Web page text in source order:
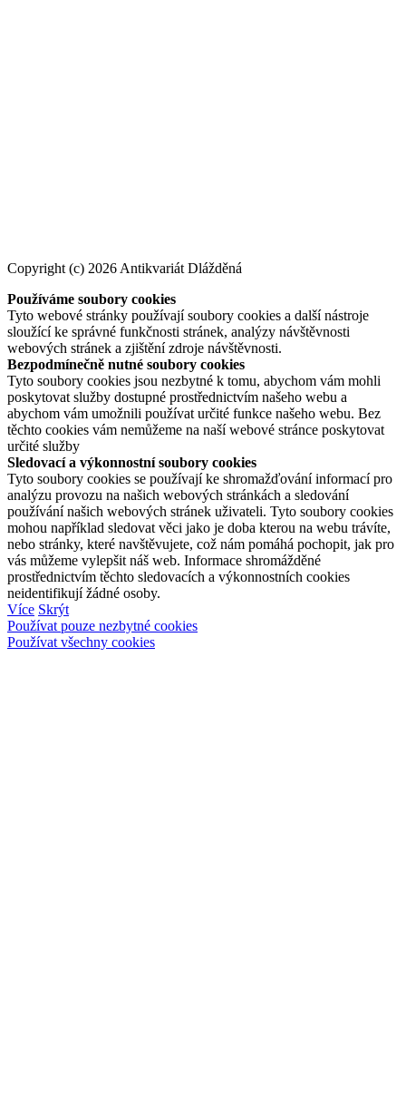
Copyright (c) 2026 Antikvariát Dlážděná
Používáme soubory cookies
Tyto webové stránky používají soubory cookies a další nástroje
sloužící ke správné funkčnosti stránek, analýzy návštěvnosti
webových stránek a zjištění zdroje návštěvnosti.
Bezpodmínečně nutné soubory cookies
Tyto soubory cookies jsou nezbytné k tomu, abychom vám mohli
poskytovat služby dostupné prostřednictvím našeho webu a
abychom vám umožnili používat určité funkce našeho webu. Bez
těchto cookies vám nemůžeme na naší webové stránce poskytovat
určité služby
Sledovací a výkonnostní soubory cookies
Tyto soubory cookies se používají ke shromažďování informací pro
analýzu provozu na našich webových stránkách a sledování
používání našich webových stránek uživateli. Tyto soubory cookies
mohou například sledovat věci jako je doba kterou na webu trávíte,
nebo stránky, které navštěvujete, což nám pomáhá pochopit, jak pro
vás můžeme vylepšit náš web. Informace shromážděné
prostřednictvím těchto sledovacích a výkonnostních cookies
neidentifikují žádné osoby.
Více Skrýt
Používat pouze nezbytné cookies
Používat všechny cookies